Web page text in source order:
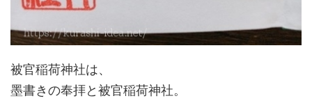
被官稲荷神社は、
墨書きの奉拝と被官稲荷神社。